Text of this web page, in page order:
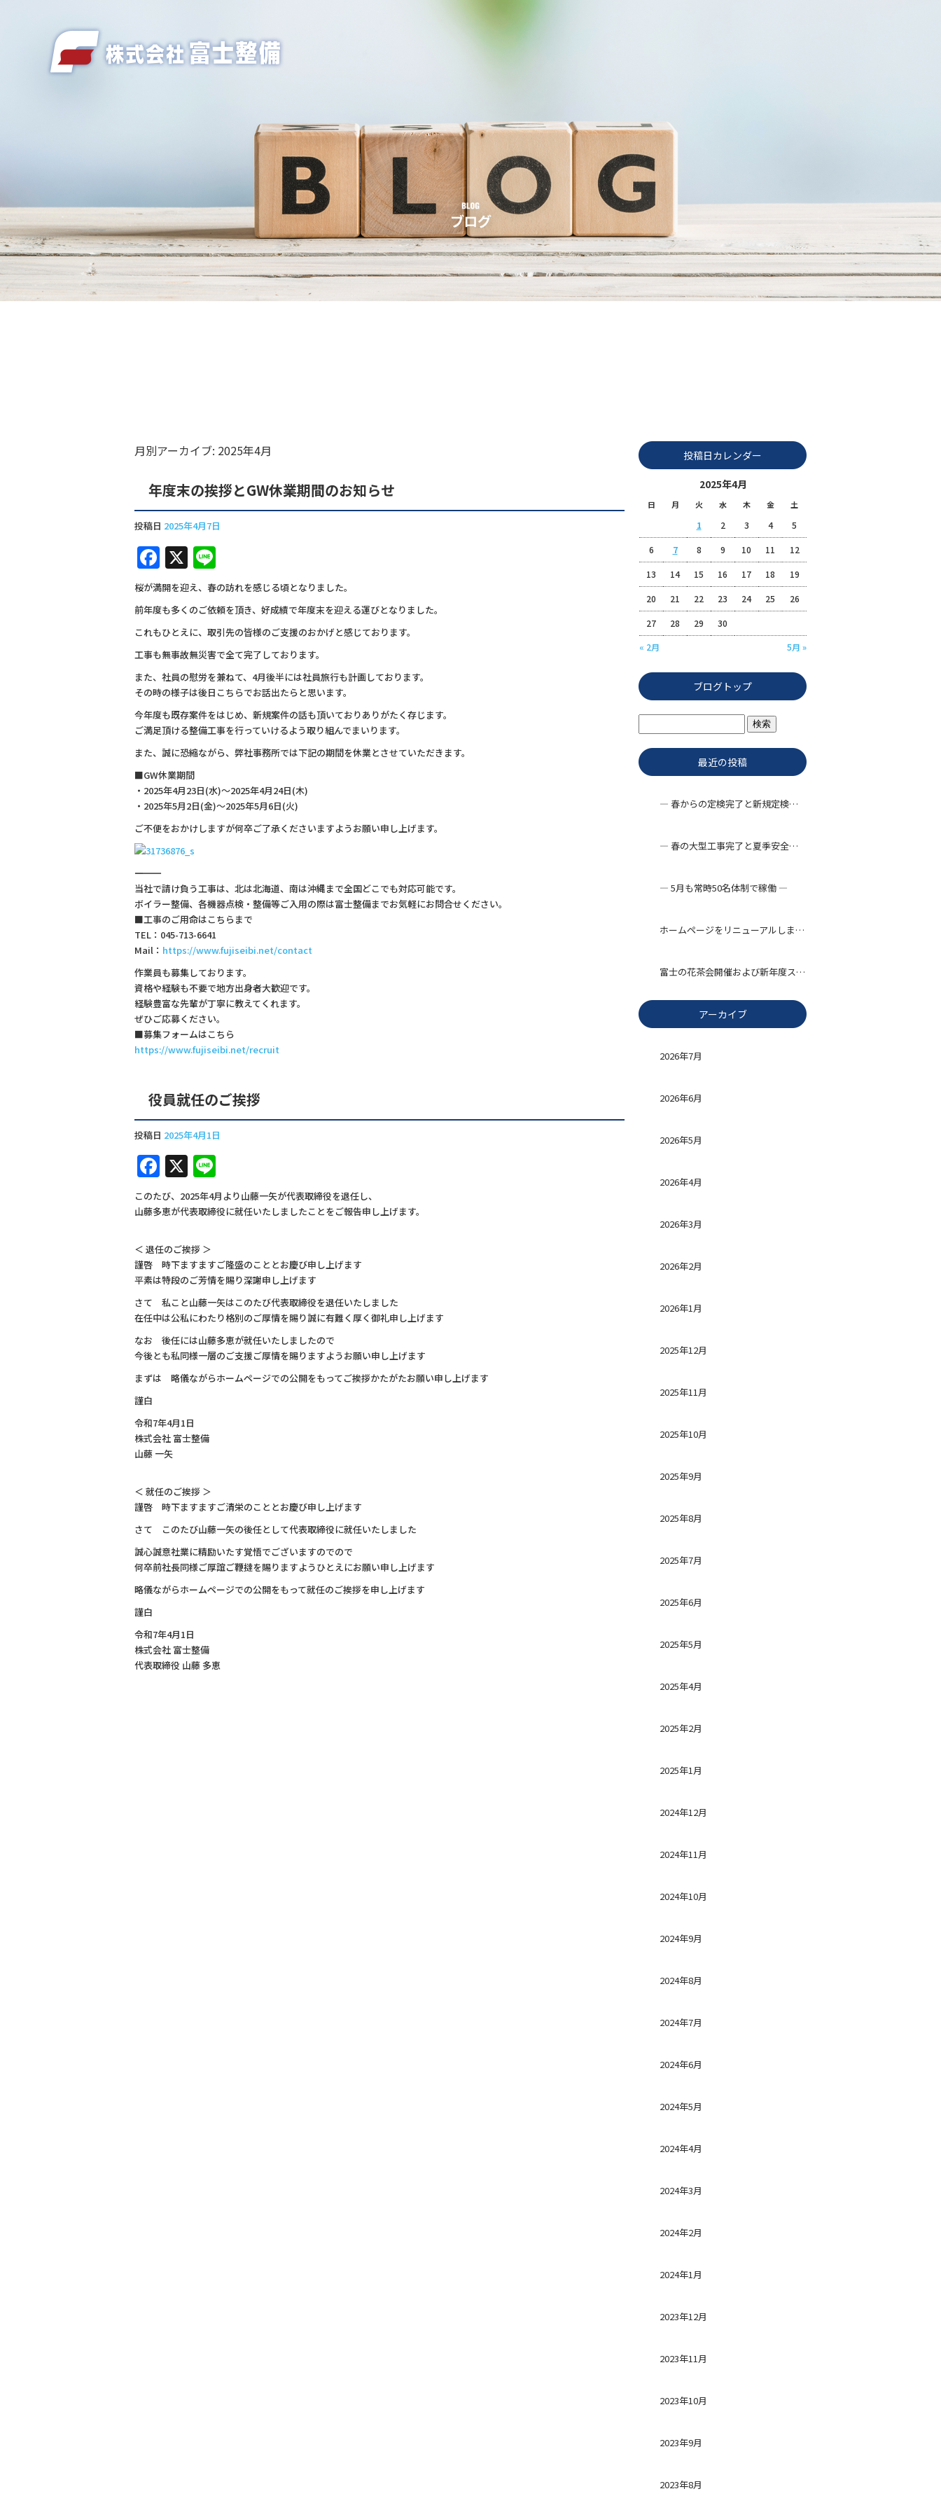
月別アーカイブ: 2025年4月
年度末の挨拶とGW休業期間のお知らせ
投稿日 2025年4月7日
F
a
c
e
b
o
o
k
X
n
e
桜が満開を迎え、春の訪れを感じる頃となりました。
前年度も多くのご依頼を頂き、好成績で年度末を迎える運びとなりました。
これもひとえに、取引先の皆様のご支援のおかげと感じております。
工事も無事故無災害で全て完了しております。
また、社員の慰労を兼ねて、4月後半には社員旅行も計画しております。
その時の様子は後日こちらでお話出たらと思います。
今年度も既存案件をはじめ、新規案件の話も頂いておりありがたく存じます。
ご満足頂ける整備工事を行っていけるよう取り組んでまいります。
また、誠に恐縮ながら、弊社事務所では下記の期間を休業とさせていただきます。
■GW休業期間
・2025年4月23日(水)～2025年4月24日(木)
・2025年5月2日(金)～2025年5月6日(火)
ご不便をおかけしますが何卒ご了承くださいますようお願い申し上げます。
―――――――――――――
当社で請け負う工事は、北は北海道、南は沖縄まで全国どこでも対応可能です。
ボイラー整備、各機器点検・整備等ご入用の際は富士整備までお気軽にお問合せください。
■工事のご用命はこちらまで
TEL：045-713-6641
Mail： https://www.fujiseibi.net/contact
作業員も募集しております。
資格や経験も不要で地方出身者大歓迎です。
経験豊富な先輩が丁寧に教えてくれます。
ぜひご応募ください。
■募集フォームはこちら
https://www.fujiseibi.net/recruit
役員就任のご挨拶
投稿日 2025年4月1日
F
a
c
b
o
o
k
X
n
e
このたび、2025年4月より山藤一矢が代表取締役を退任し、
山藤多恵が代表取締役に就任いたしましたことをご報告申し上げます。
＜ 退任のご挨拶 ＞
謹啓 時下ますますご隆盛のこととお慶び申し上げます
平素は特段のご芳情を賜り深謝申し上げます
さて 私こと山藤一矢はこのたび代表取締役を退任いたしました
在任中は公私にわたり格別のご厚情を賜り誠に有難く厚く御礼申し上げます
なお 後任には山藤多恵が就任いたしましたので
今後とも私同様一層のご支援ご厚情を賜りますようお願い申し上げます
まずは 略儀ながらホームページでの公開をもってご挨拶かたがたお願い申し上げます
謹白
令和7年4月1日
株式会社 富士整備
山藤 一矢
＜ 就任のご挨拶 ＞
謹啓 時下ますますご清栄のこととお慶び申し上げます
さて このたび山藤一矢の後任として代表取締役に就任いたしました
誠心誠意社業に精励いたす覚悟でございますのでので
何卒前社長同様ご厚誼ご鞭撻を賜りますようひとえにお願い申し上げます
略儀ながらホームページでの公開をもって就任のご挨拶を申し上げます
謹白
令和7年4月1日
株式会社 富士整備
代表取締役 山藤 多恵
投稿日カレンダー
2025年4月
日 月 火 水 木 金 土
« 2月 5月 »
1 2 3 4 5
6 7 8 9 10 11 12
13 14 15 16 17 18 19
20 21 22 23 24 25 26
27 28 29 30
ブログトップ
最近の投稿
― 春からの定検完了と新規定検工事 ―
― 春の大型工事完了と夏季安全対策 ―
― 5月も常時50名体制で稼働 ―
ホームページをリニューアルしました
富士の花茶会開催および新年度スタート
アーカイブ
2026年7月
2026年6月
2026年5月
2026年4月
2026年3月
2026年2月
2026年1月
2025年12月
2025年11月
2025年10月
2025年9月
2025年8月
2025年7月
2025年6月
2025年5月
2025年4月
2025年2月
2025年1月
2024年12月
2024年11月
2024年10月
2024年9月
2024年8月
2024年7月
2024年6月
2024年5月
2024年4月
2024年3月
2024年2月
2024年1月
2023年12月
2023年11月
2023年10月
2023年9月
2023年8月